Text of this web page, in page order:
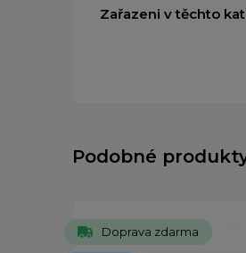
Zařazeni v těchto
Podobné
Doprava zdarma